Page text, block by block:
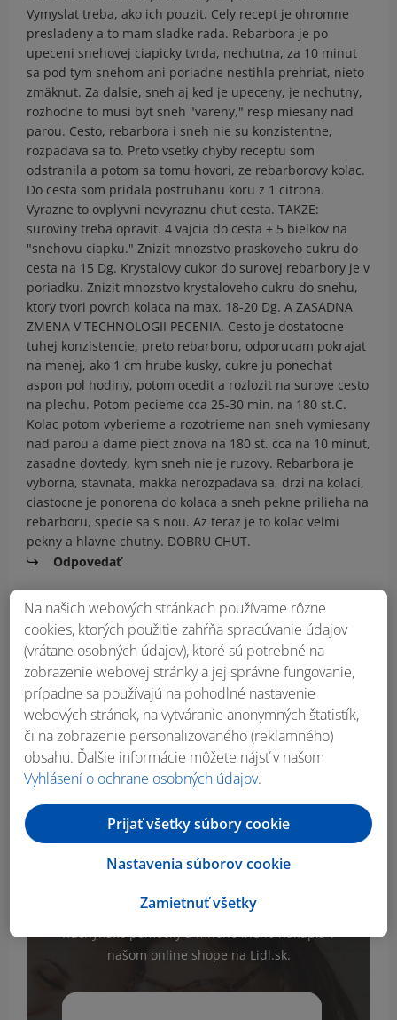
Vymyslat treba, ako ich pouzit. Cely recept je ohromne
presladeny a to mam sladke rada. Rebarbora je po
upeceni snehovej ciapicky tvrda, nechutna, za 10 minut
sa pod tym snehom ani poriadne nestihla prehriat, nieto
zmäknut. Za dalsie, sneh aj ked je upeceny, je nechutny,
rozhodne to musi byt sneh "vareny," resp miesany nad
parou. Cesto, rebarbora i sneh nie su konzistentne,
rozpadava sa to. Preto vsetky chyby receptu som
odstranila a potom sa tomu hovori, ze rebarborovy kolac.
Do cesta som pridala postruhanu koru z 1 citrona.
Vyrazne to ovplyvni nevyraznu chut cesta. TAKZE:
suroviny treba opravit. 4 vajcia do cesta + 5 bielkov na
"snehovu ciapku." Znizit mnozstvo praskoveho cukru do
cesta na 15 Dg. Krystalovy cukor do surovej rebarbory je v
poriadku. Znizit mnozstvo krystaloveho cukru do snehu,
ktory tvori povrch kolaca na max. 18-20 Dg. A ZASADNA
ZMENA V TECHNOLOGII PECENIA. Cesto je dostatocne
tuhej konzistencie, preto rebarboru, odporucam pokrajat
na menej, ako 1 cm hrube kusky, cukre ju ponechat
aspon pol hodiny, potom ocedit a rozlozit na surove cesto
na plechu. Potom pecieme cca 25-30 min. na 180 st.C.
Kolac potom vyberieme a rozotrieme nan sneh vymiesany
nad parou a dame piect znova na 180 st. cca na 10 minut,
zasadne dovtedy, kym sneh nie je ruzovy. Rebarbora je
vyborna, stavnata, makka nerozpadava sa, drzi na kolaci,
ciastocne je ponorena do kolaca a sneh pekne prilieha na
rebarboru, specie sa s nou. Az teraz je to kolac velmi
pekny a hlavne chutny. DOBRU CHUT.
Odpovedať
Hosť
14. júl 2024, 17:51
Urobila som podľa vás , lebo naozaj je treba
postupovať ako ste písali...skvelé, ďakujem je vidieť ze
ste profik🤗
Odpovedať
Zobraziť viac komentárov
Máš všetko, čo
potrebuješ?
Kuchynské pomôcky a mnoho iného nakúpiš v
našom online shope na Lidl.sk.
Na našich webových stránkach používame rôzne
cookies, ktorých použitie zahŕňa spracúvanie údajov
(vrátane osobných údajov), ktoré sú potrebné na
zobrazenie webovej stránky a jej správne fungovanie,
prípadne sa používajú na pohodlné nastavenie
webových stránok, na vytváranie anonymných štatistík,
či na zobrazenie personalizovaného (reklamného)
obsahu. Ďalšie informácie môžete nájsť v našom
Vyhlásení o ochrane osobných údajov.
Zamietnuť všetky
Nastavenia súborov cookie
Prijať všetky súbory cookie